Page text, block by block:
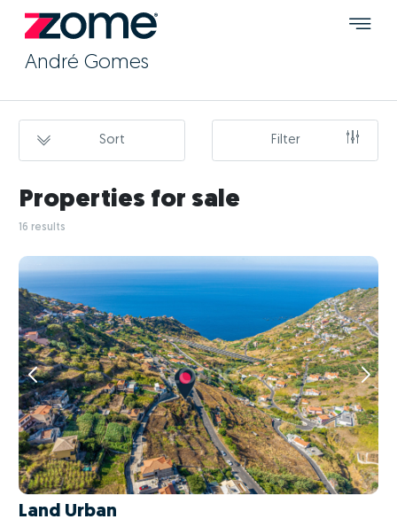
André Gomes
Sort Filter
Properties for sale
16 results
Land Urban